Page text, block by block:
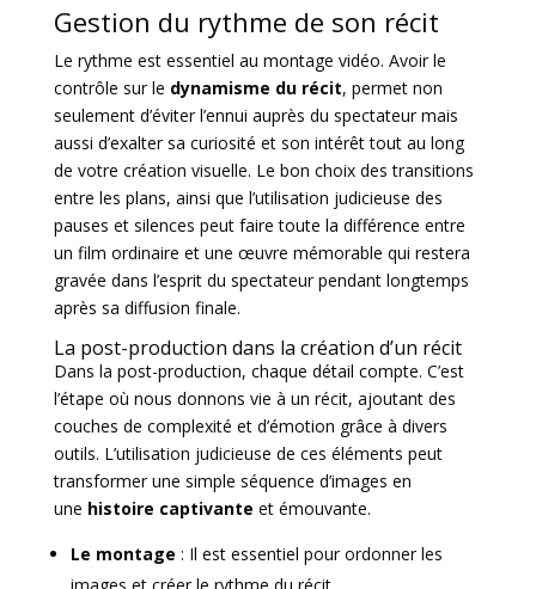
Gestion du rythme de son récit
Le rythme est essentiel au montage vidéo. Avoir le
contrôle sur le dynamisme du récit, permet non
seulement d’éviter l’ennui auprès du spectateur mais
aussi d’exalter sa curiosité et son intérêt tout au long
de votre création visuelle. Le bon choix des transitions
entre les plans, ainsi que l’utilisation judicieuse des
pauses et silences peut faire toute la différence entre
un film ordinaire et une œuvre mémorable qui restera
gravée dans l’esprit du spectateur pendant longtemps
après sa diffusion finale.
La post-production dans la création d’un récit
Dans la post-production, chaque détail compte. C’est
l’étape où nous donnons vie à un récit, ajoutant des
couches de complexité et d’émotion grâce à divers
outils. L’utilisation judicieuse de ces éléments peut
transformer une simple séquence d’images en
une histoire captivante et émouvante.
Le montage : Il est essentiel pour ordonner les
images et créer le rythme du récit.